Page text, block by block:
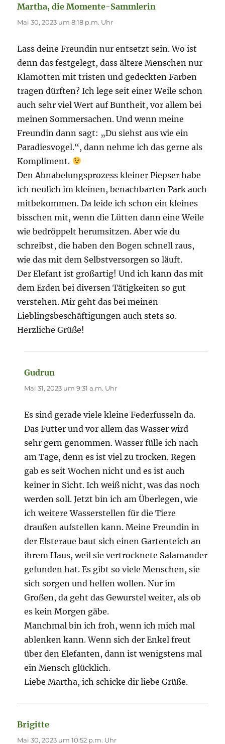
Martha, die Momente-Sammlerin
Mai 30, 2023 um 8:18 p.m. Uhr
Lass deine Freundin nur entsetzt sein. Wo ist
denn das festgelegt, dass ältere Menschen nur
Klamotten mit tristen und gedeckten Farben
tragen dürften? Ich lege seit einer Weile schon
auch sehr viel Wert auf Buntheit, vor allem bei
meinen Sommersachen. Und wenn meine
Freundin dann sagt: „Du siehst aus wie ein
Paradiesvogel.“, dann nehme ich das gerne als
Kompliment.
Den Abnabelungsprozess kleiner Piepser habe
ich neulich im kleinen, benachbarten Park auch
mitbekommen. Da leide ich schon ein kleines
bisschen mit, wenn die Lütten dann eine Weile
wie bedröppelt herumsitzen. Aber wie du
schreibst, die haben den Bogen schnell raus,
wie das mit dem Selbstversorgen so läuft.
Der Elefant ist großartig! Und ich kann das mit
dem Erden bei diversen Tätigkeiten so gut
verstehen. Mir geht das bei meinen
Lieblingsbeschäftigungen auch stets so.
Herzliche Grüße!
Gudrun
Mai 31, 2023 um 9:31 a.m. Uhr
Es sind gerade viele kleine Federfusseln da.
Das Futter und vor allem das Wasser wird
sehr gern genommen. Wasser fülle ich nach
am Tage, denn es ist viel zu trocken. Regen
gab es seit Wochen nicht und es ist auch
keiner in Sicht. Ich weiß nicht, was das noch
werden soll. Jetzt bin ich am Überlegen, wie
ich weitere Wasserstellen für die Tiere
draußen aufstellen kann. Meine Freundin in
der Elsteraue baut sich einen Gartenteich an
ihrem Haus, weil sie vertrocknete Salamander
gefunden hat. Es gibt so viele Menschen, sie
sich sorgen und helfen wollen. Nur im
Großen, da geht das Gewurstel weiter, als ob
es kein Morgen gäbe.
Manchmal bin ich froh, wenn ich mich mal
ablenken kann. Wenn sich der Enkel freut
über den Elefanten, dann ist wenigstens mal
ein Mensch glücklich.
Liebe Martha, ich schicke dir liebe Grüße.
Brigitte
Mai 30, 2023 um 10:52 p.m. Uhr